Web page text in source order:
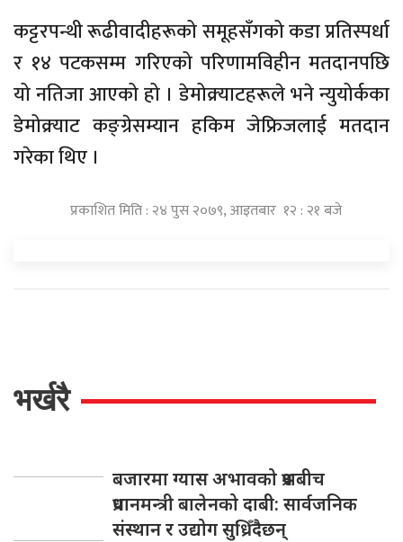
कट्टरपन्थी रूढीवादीहरूको समूहसँगको कडा प्रतिस्पर्धा
र १४ पटकसम्म गरिएको परिणामविहीन मतदानपछि
यो नतिजा आएको हो । डेमोक्र्याटहरूले भने न्युयोर्कका
डेमोक्र्याट कङ्ग्रेसम्यान हकिम जेफ्रिजलाई मतदान
गरेका थिए ।
प्रकाशित मिति : २४ पुस २०७९, आइतबार १२ : २१ बजे
भर्खरै
बजारमा ग्यास अभावको प्रश्नबीच
प्रधानमन्त्री बालेनको दाबी: सार्वजनिक
संस्थान र उद्योग सुध्रिँदैछन्